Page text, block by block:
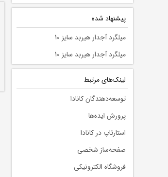
پیشنهاد شده
میلگرد آجدار هیربد سایز 10
میلگرد آجدار هیربد سایز 10
لينك‌های مرتبط
توسعه‌دهندگان کانادا
پرورش ایده‌ها
استارتاپ در کانادا
صفحه‌ساز شخصی
فروشگاه الکترونیکی